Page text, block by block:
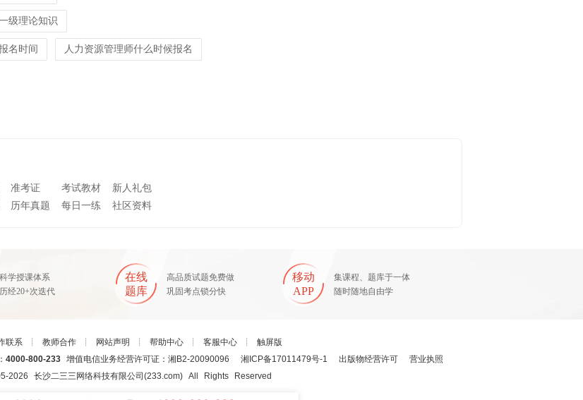
级理论知识
名时间 人力资源管理师什么时候报名
准考证 考试教材
新人礼包
历年真题 每日一练 社区资料
科学授课体系
历经20+次迭代
在线
题库
高品质试题免费做
巩固考点锁分快
移动
APP
集课程、题库于一体
随时随地自由学
联系 ┊ 教师合作 ┊ 网站声明 ┊ 帮助中心 ┊ 客服中心 ┊ 触屏版
4000-800-233增值电信业务经营许可证：湘B2-20090096 湘ICP备17011479号-1 出版物经营许可
营业执照
2026 长沙二三三网络科技有限公司(233.com) All Rights Reserved